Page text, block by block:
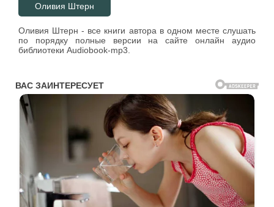
Оливия Штерн
Оливия Штерн - все книги автора в одном месте слушать
по порядку полные версии на сайте онлайн аудио
библиотеки Audiobook-mp3.